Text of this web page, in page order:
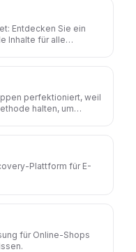
Entdecken Sie ein
Inhalte für alle
perfektioniert, weil
halten, um
Produkte und
Plattform für E-
für Online-Shops